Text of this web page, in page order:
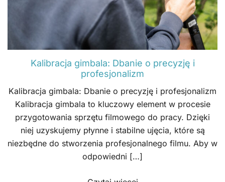
Kalibracja gimbala: Dbanie o precyzję i
profesjonalizm
Kalibracja gimbala: Dbanie o precyzję i profesjonalizm
Kalibracja gimbala to kluczowy element w procesie
przygotowania sprzętu filmowego do pracy. Dzięki
niej uzyskujemy płynne i stabilne ujęcia, które są
niezbędne do stworzenia profesjonalnego filmu. Aby w
odpowiedni […]